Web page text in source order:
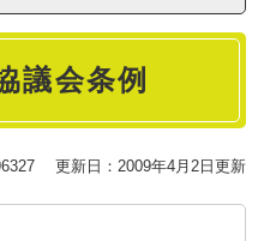
議会条例
更新日：2009年4月2日更新